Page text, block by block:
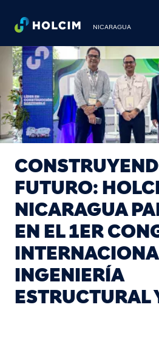
NICARAGUA
FUTURO:
NICARAGUA
EN EL 1ER
INGENIERÍA
ESTRUCTURAL